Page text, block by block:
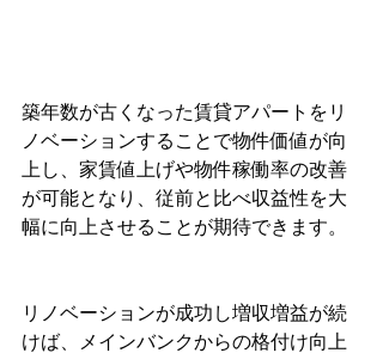
築年数が古くなった賃貸アパートをリ
ノベーションすることで物件価値が向
上し、家賃値上げや物件稼働率の改善
が可能となり、従前と比べ収益性を大
幅に向上させることが期待できます。
リノベーションが成功し増収増益が続
けば、メインバンクからの格付け向上